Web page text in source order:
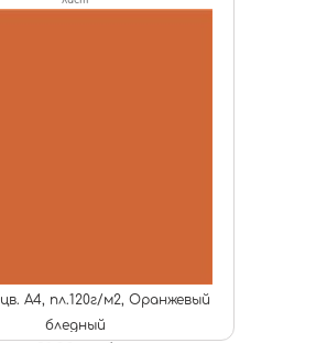
А4, пл.120г/м2, Оранжевый
бледный